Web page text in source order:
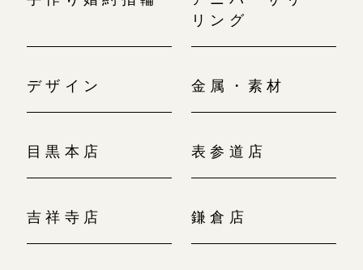
リング
デザイン 金属・素材
目黒本店 表参道店
吉祥寺店 鎌倉店